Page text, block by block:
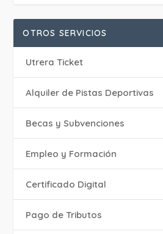
OTROS SERVICIOS
Utrera Ticket
Alquiler de Pistas Deportivas
Becas y Subvenciones
Empleo y Formación
Certificado Digital
Pago de Tributos